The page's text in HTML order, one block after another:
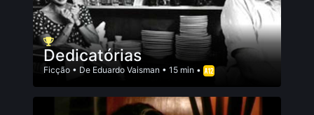
Dedicatórias
Ficção • De Eduardo Vaisman • 15 min •